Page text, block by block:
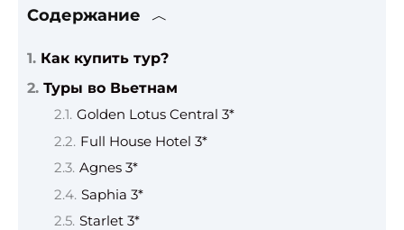
Содержание
Как купить тур?
Туры во Вьетнам
Golden Lotus Central 3*
Full House Hotel 3*
Agnes 3*
Saphia 3*
Starlet 3*